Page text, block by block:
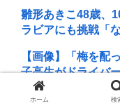
雛形あきこ48歳、
ラビアにも挑戦「
【画像】「梅を配
子高生がドライバ
「声優の芝居が嫌
ホーム 検